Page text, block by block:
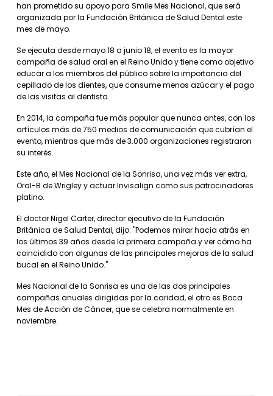
han prometido su apoyo para Smile Mes Nacional, que será
organizada por la Fundación Británica de Salud Dental este
mes de mayo.
Se ejecuta desde mayo 18 a junio 18, el evento es la mayor
campaña de salud oral en el Reino Unido y tiene como objetivo
educar a los miembros del público sobre la importancia del
cepillado de los dientes, que consume menos azúcar y el pago
de las visitas al dentista.
En 2014, la campaña fue más popular que nunca antes, con los
artículos más de 750 medios de comunicación que cubrían el
evento, mientras que más de 3.000 organizaciones registraron
su interés.
Este año, el Mes Nacional de la Sonrisa, una vez más ver extra,
Oral-B de Wrigley y actuar Invisalign como sus patrocinadores
platino.
El doctor Nigel Carter, director ejecutivo de la Fundación
Británica de Salud Dental, dijo: "Podemos mirar hacia atrás en
los últimos 39 años desde la primera campaña y ver cómo ha
coincidido con algunas de las principales mejoras de la salud
bucal en el Reino Unido."
Mes Nacional de la Sonrisa es una de las dos principales
campañas anuales dirigidas por la caridad, el otro es Boca
Mes de Acción de Cáncer, que se celebra normalmente en
noviembre.